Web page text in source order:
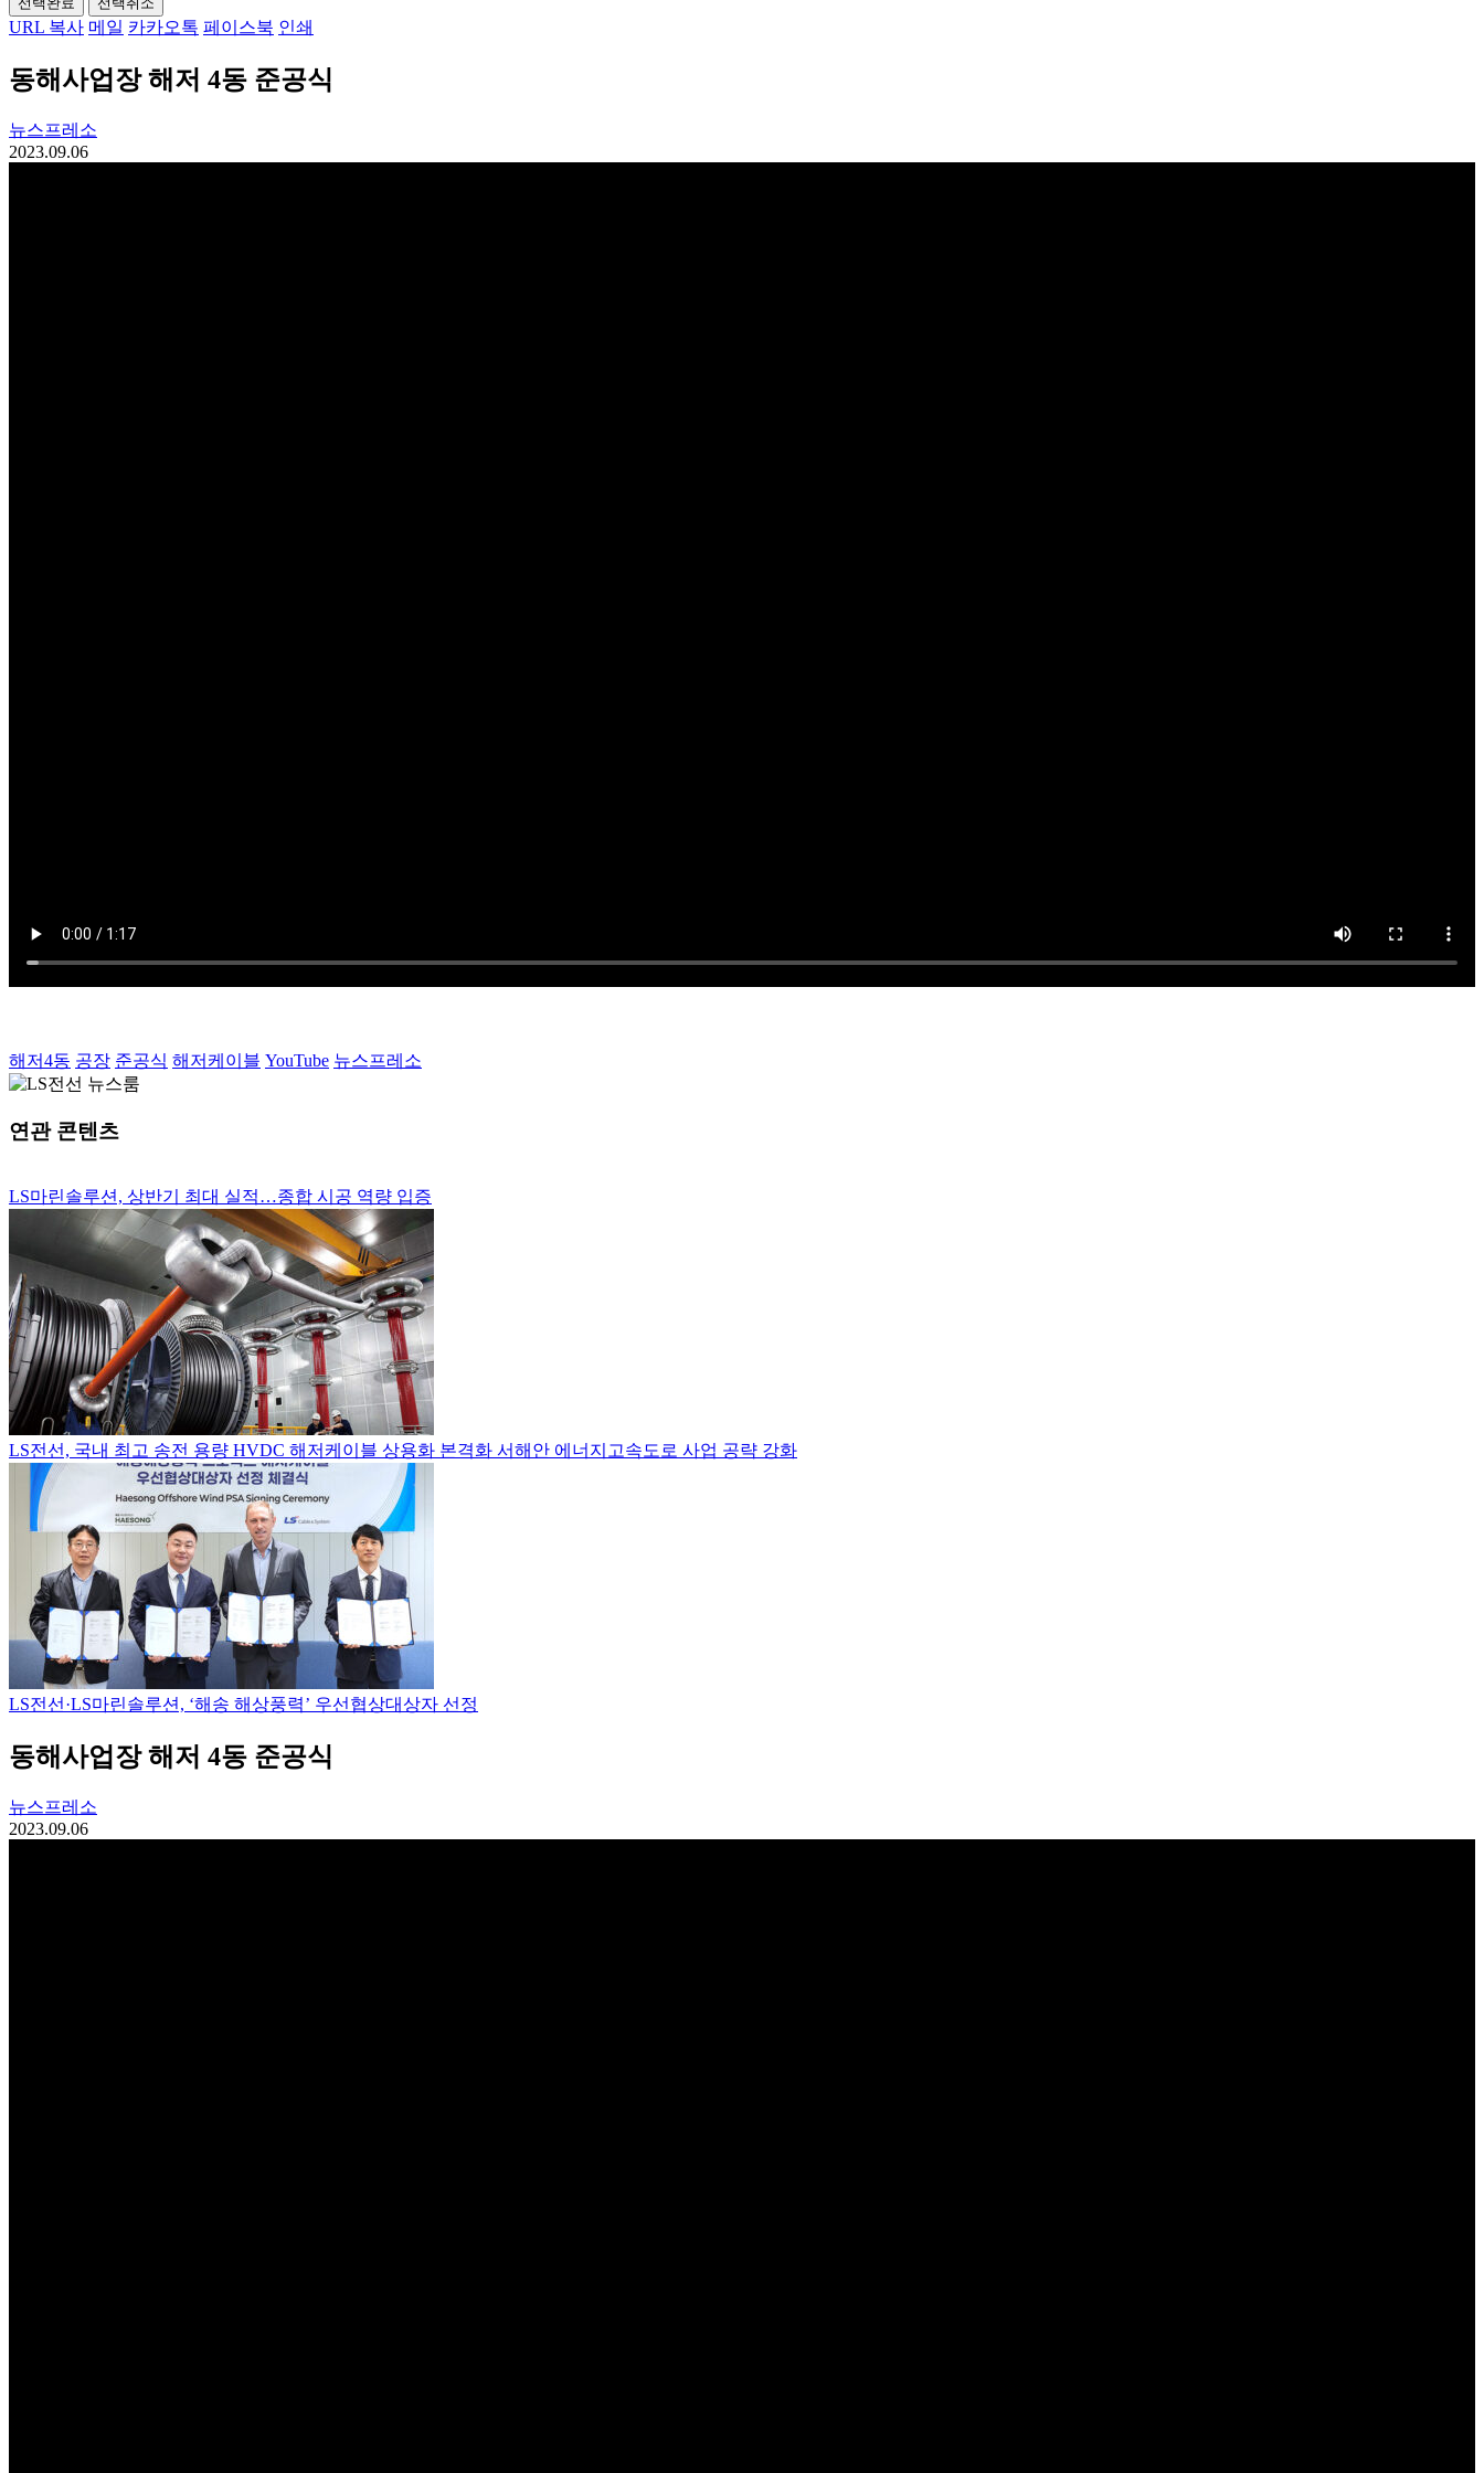
URL 복사 메일 카카오톡 페이스북 인쇄
동해사업장 해저 4동 준공식
뉴스프레소
2023.09.06
해저4동 공장 준공식 해저케이블 YouTube 뉴스프레소
연관 콘텐츠
LS마린솔루션, 상반기 최대 실적…종합 시공 역량 입증
LS전선, 국내 최고 송전 용량 HVDC 해저케이블 상용화 본격화 서해안 에너지고속도로 사업 공략 강화
LS전선·LS마린솔루션, ‘해송 해상풍력’ 우선협상대상자 선정
동해사업장 해저 4동 준공식
뉴스프레소
2023.09.06